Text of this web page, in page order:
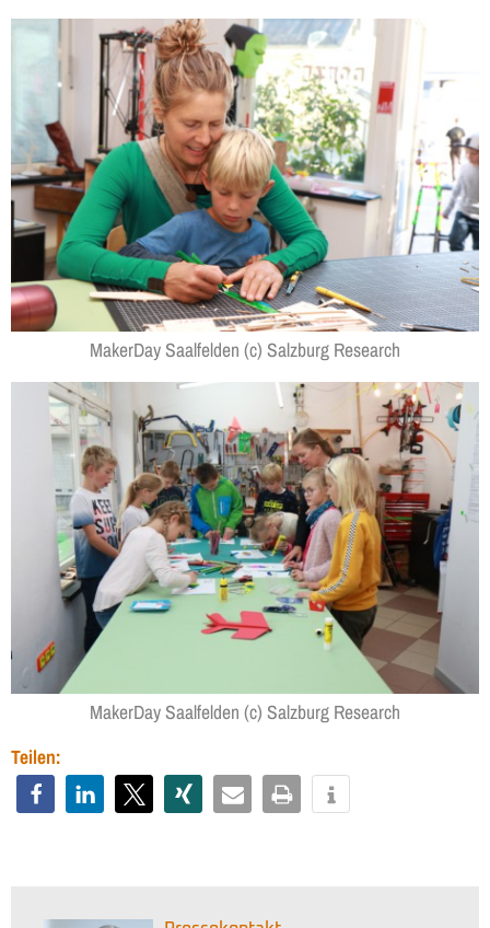
MakerDay Saalfelden (c) Salzburg Research
MakerDay Saalfelden (c) Salzburg Research
Teilen: